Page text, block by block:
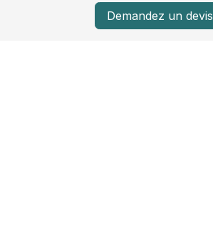
Demandez un devis